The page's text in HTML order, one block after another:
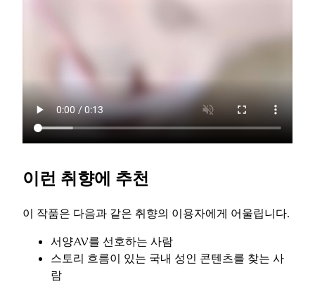
이런 취향에 추천
이 작품은 다음과 같은 취향의 이용자에게 어울립니다.
서양AV를 선호하는 사람
스토리 흐름이 있는 국내 성인 콘텐츠를 찾는 사
람